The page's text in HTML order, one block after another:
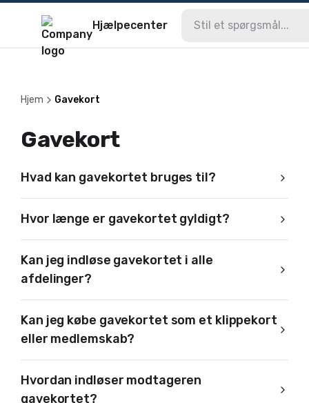
Hjælpecenter
Hjem Gavekort
Gavekort
Hvad kan gavekortet bruges til?
Hvor længe er gavekortet gyldigt?
Kan jeg indløse gavekortet i alle
afdelinger?
Kan jeg købe gavekortet som et klippekort
eller medlemskab?
Hvordan indløser modtageren
gavekortet?